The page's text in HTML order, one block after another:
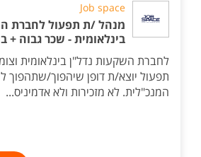
Job space
מנהל /ת תפעול לחברת
בינלאומית - שכר גבוה +
לחברת השקעות נדל"ן בינלאומית
תפעול יוצא/ת דופן שיהפוך/שתהפוך
המנכ"לית. לא מזכירות ולא אדמיניס...